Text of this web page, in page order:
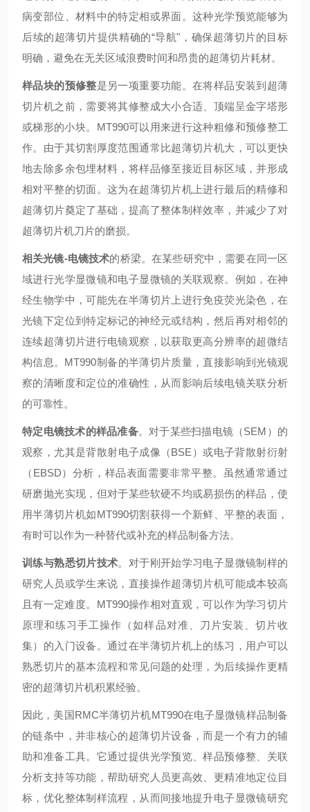
病变部位、材料中的特定相或界面。这种光学预览能够为
后续的超薄切片提供精确的“导航"，确保超薄切片的目标
明确，避免在无关区域浪费时间和昂贵的超薄切片耗材。
样品块的预修整是另一项重要功能。在将样品安装到超薄
切片机之前，需要将其修整成大小合适、顶端呈金字塔形
或梯形的小块。MT990可以用来进行这种粗修和预修整工
作。由于其切割厚度范围通常比超薄切片机大，可以更快
地去除多余包埋材料，将样品修至接近目标区域，并形成
相对平整的切面。这为在超薄切片机上进行最后的精修和
超薄切片奠定了基础，提高了整体制样效率，并减少了对
超薄切片机刀片的磨损。
相关光镜-电镜技术的桥梁。在某些研究中，需要在同一区
域进行光学显微镜和电子显微镜的关联观察。例如，在神
经生物学中，可能先在半薄切片上进行免疫荧光染色，在
光镜下定位到特定标记的神经元或结构，然后再对相邻的
连续超薄切片进行电镜观察，以获取更高分辨率的超微结
构信息。MT990制备的半薄切片质量，直接影响到光镜观
察的清晰度和定位的准确性，从而影响后续电镜关联分析
的可靠性。
特定电镜技术的样品准备。对于某些扫描电镜（SEM）的
观察，尤其是背散射电子成像（BSE）或电子背散射衍射
（EBSD）分析，样品表面需要非常平整。虽然通常通过
研磨抛光实现，但对于某些软硬不均或易损伤的样品，使
用半薄切片机如MT990切割获得一个新鲜、平整的表面，
有时可以作为一种替代或补充的样品制备方法。
训练与熟悉切片技术。对于刚开始学习电子显微镜制样的
研究人员或学生来说，直接操作超薄切片机可能成本较高
且有一定难度。MT990操作相对直观，可以作为学习切片
原理和练习手工操作（如样品对准、刀片安装、切片收
集）的入门设备。通过在半薄切片机上的练习，用户可以
熟悉切片的基本流程和常见问题的处理，为后续操作更精
密的超薄切片机积累经验。
因此，美国RMC半薄切片机MT990在电子显微镜样品制备
的链条中，并非核心的超薄切片设备，而是一个有力的辅
助和准备工具。它通过提供光学预览、样品预修整、关联
分析支持等功能，帮助研究人员更高效、更精准地定位目
标，优化整体制样流程，从而间接地提升电子显微镜研究